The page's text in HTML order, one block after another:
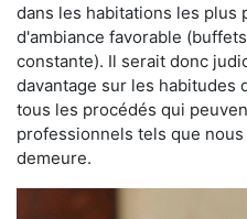
dans les habitations les plus
d'ambiance favorable
constante). Il serait donc
davantage sur les habitudes
tous les procédés qui
professionnels tels que
demeure.